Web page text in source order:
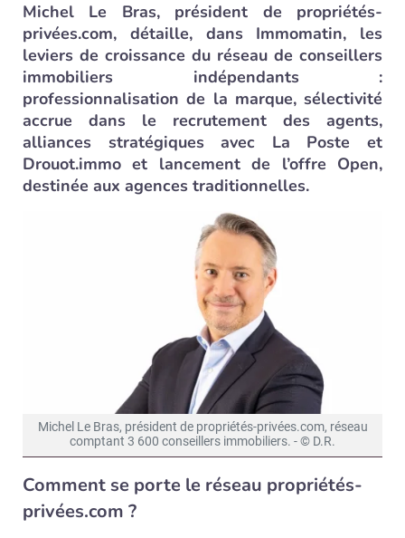
Michel Le Bras, président de propriétés-
privées.com, détaille, dans Immomatin, les
leviers de croissance du réseau de conseillers
immobiliers indépendants :
professionnalisation de la marque, sélectivité
accrue dans le recrutement des agents,
alliances stratégiques avec La Poste et
Drouot.immo et lancement de l’offre Open,
destinée aux agences traditionnelles.
Michel Le Bras, président de propriétés-privées.com, réseau
comptant 3 600 conseillers immobiliers. - © D.R.
Comment se porte le réseau propriétés-
privées.com ?